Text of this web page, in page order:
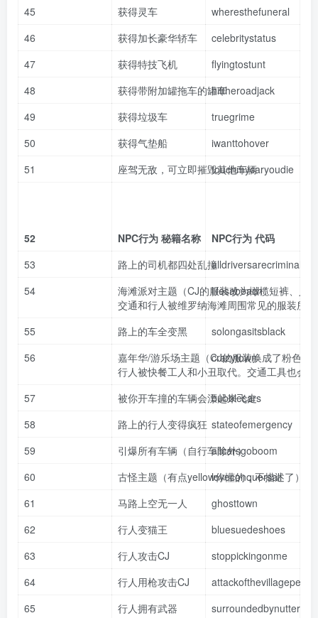
45 获得灵车
wheresthefuneral
46
获得加长豪华轿车
celebritystatus
47
获得特技飞机
flyingtostunt
48
获得带附加罐拖车的罐车hittheroadjack
49
获得垃圾车
truegrime
50
获得气垫船
iwanttohover
51
座驾无敌，可立即摧毁其他车辆
touchmycaryoudie
52 NPC行为 秘籍名称
NPC行为 代码
53
路上的司机都四处乱撞alldriversarecriminals
54
海滩派对主题（CJ的服装改为橄榄短裤、人
交通和行人被维罗纳海滩周围常见的服装所
lifesabeach
55 路上的车全变黑
solongasitsblack
56
嘉年华/游乐场主题（CJ的服装换成了粉色发
行人被快餐工人和小丑取代。交通工具也会
crazytown
57 被你开车撞的车辆会漂起来飞走
bubblecars
58
路上的行人变得疯狂 stateofemergency
59
引爆所有车辆（自行车除外）
allcarsgoboom
60
古怪主题（有点yellow你懂的，不描述了）
loveconquersall
61
马路上空无一人
ghosttown
62
行人变猫王
bluesuedeshoes
63
行人攻击CJ
stoppickingonme
64
行人用枪攻击CJ
65
行人拥有武器
surroundedbynutters